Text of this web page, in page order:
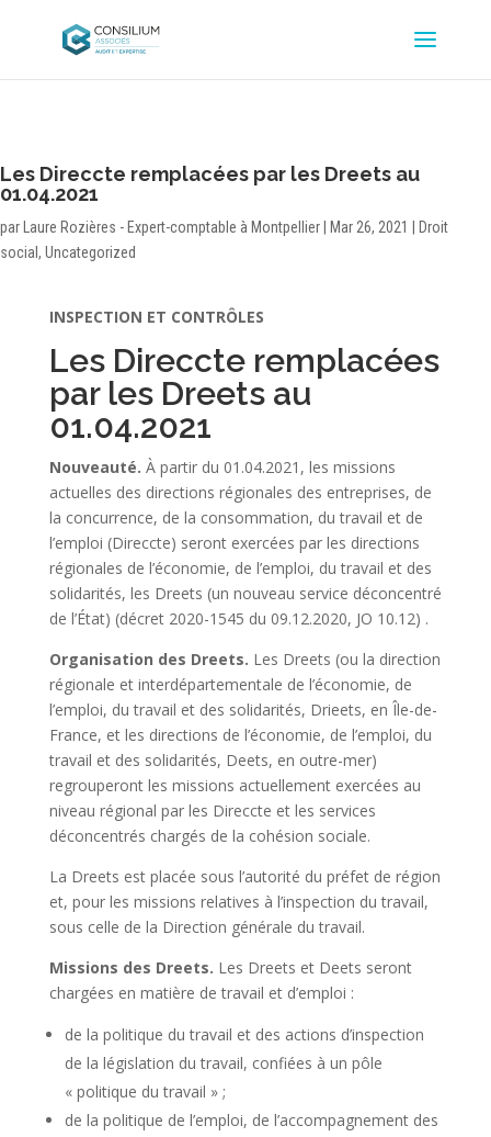
Les Direccte remplacées par les Dreets au
01.04.2021
par Laure Rozières - Expert-comptable à Montpellier Mar 26, 2021
Droit
social , Uncategorized
INSPECTION ET CONTRÔLES
Les Direccte remplacées
par les Dreets au
01.04.2021
Nouveauté. À partir du 01.04.2021, les missions
actuelles des directions régionales des entreprises, de
la concurrence, de la consommation, du travail et de
l’emploi (Direccte) seront exercées par les directions
régionales de l’économie, de l’emploi, du travail et des
solidarités, les Dreets (un nouveau service déconcentré
de l’État) (décret 2020-1545 du 09.12.2020, JO 10.12) .
Organisation des Dreets. Les Dreets (ou la direction
régionale et interdépartementale de l’économie, de
l’emploi, du travail et des solidarités, Drieets, en Île-de-
France, et les directions de l’économie, de l’emploi, du
travail et des solidarités, Deets, en outre-mer)
regrouperont les missions actuellement exercées au
niveau régional par les Direccte et les services
déconcentrés chargés de la cohésion sociale.
La Dreets est placée sous l’autorité du préfet de région
et, pour les missions relatives à l’inspection du travail,
sous celle de la Direction générale du travail.
Missions des Dreets. Les Dreets et Deets seront
chargées en matière de travail et d’emploi :
de la politique du travail et des actions d’inspection
de la législation du travail, confiées à un pôle
« politique du travail » ;
de la politique de l’emploi, de l’accompagnement des